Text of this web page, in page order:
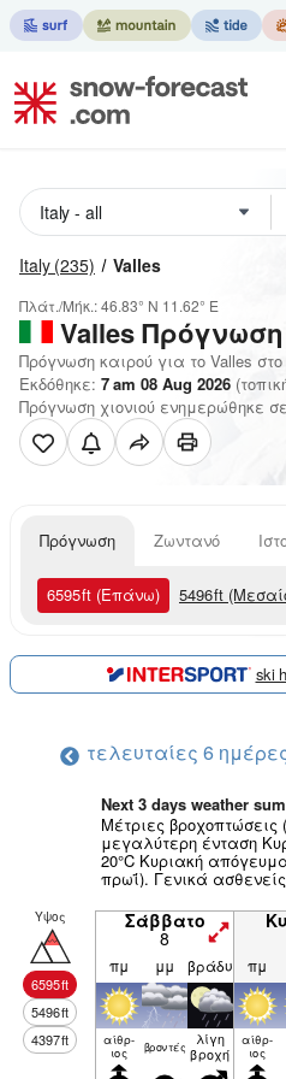
Italy (235) Valles
Πλάτ./Μήκ.:46.83° N 11.62° E
VallesΠρόγνωση
Πρόγνωση καιρού για το Valles στο
Εκδόθηκε: 7 am 08 Aug 2026
Πρόγνωση χιονιού ενημερώθηκε σε
Πρόγνωση Ζωντανό
6595ft (Επάνω) 5496ft
ski
τελευταίες 6
Next 3 days weather
Μέτριες βροχοπτώσεις
μεγαλύτερη ένταση
20°C Κυριακή
πρωΐ). Γενικά
Υψος
6595ft
5496ft
4397ft
Σάββατο
8
πμ μμ βράδυ πμ
αίθρ­
ιος βρον­τές λίγη
βροχή
αίθρ­
ιος